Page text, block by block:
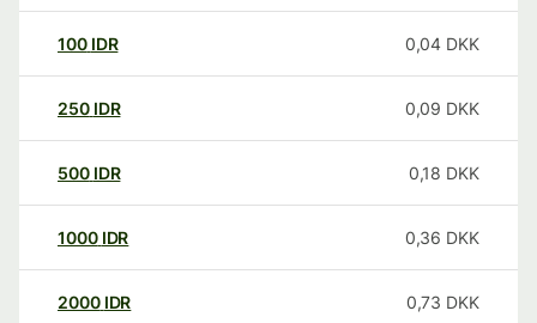
100 IDR 0,04 DKK
250 IDR 0,09 DKK
500 IDR 0,18 DKK
1000 IDR 0,36 DKK
2000 IDR 0,73 DKK